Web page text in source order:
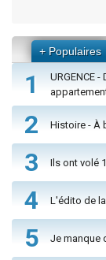
+ Populaires
1
URGENCE
2 Histoire - À
3 Ils ont volé
4 L'édito de
5 Je manque